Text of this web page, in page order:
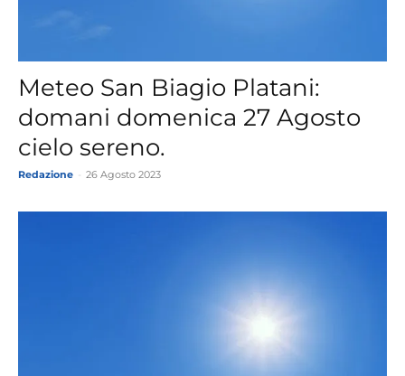
Meteo San Biagio Platani:
domani domenica 27 Agosto
cielo sereno.
Redazione 26 Agosto 2023